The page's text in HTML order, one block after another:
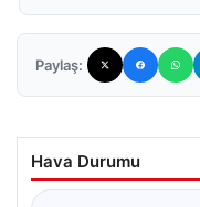
Paylaş:
Hava Durumu